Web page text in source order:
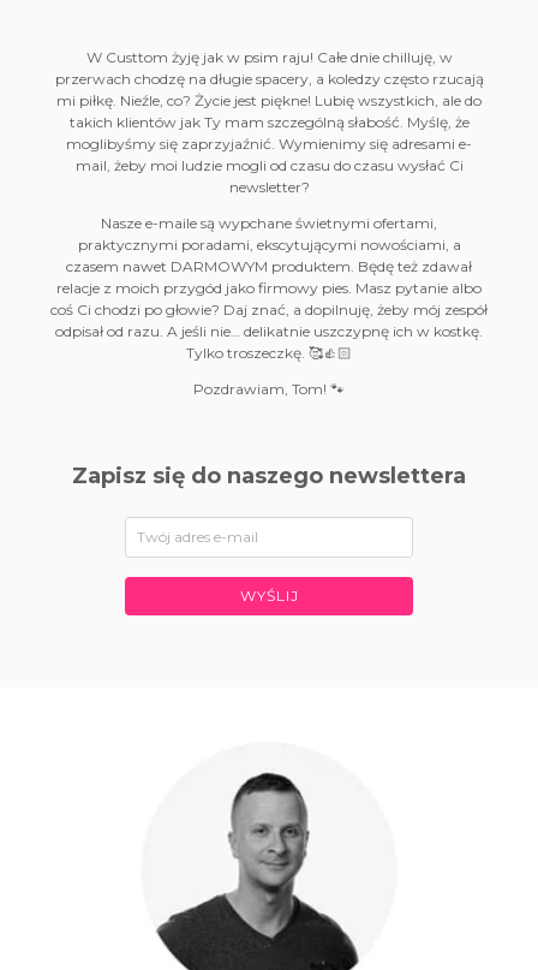
W Custtom żyję jak w psim raju! Całe dnie chilluję, w
przerwach chodzę na długie spacery, a koledzy często rzucają
mi piłkę. Nieźle, co? Życie jest piękne! Lubię wszystkich, ale do
takich klientów jak Ty mam szczególną słabość. Myślę, że
moglibyśmy się zaprzyjaźnić. Wymienimy się adresami e-
mail, żeby moi ludzie mogli od czasu do czasu wysłać Ci
newsletter?
Nasze e-maile są wypchane świetnymi ofertami,
praktycznymi poradami, ekscytującymi nowościami, a
czasem nawet DARMOWYM produktem. Będę też zdawał
relacje z moich przygód jako firmowy pies. Masz pytanie albo
coś Ci chodzi po głowie? Daj znać, a dopilnuję, żeby mój zespół
odpisał od razu. A jeśli nie… delikatnie uszczypnę ich w kostkę.
Tylko troszeczkę. 🥰👍🏻
Pozdrawiam, Tom! 🐾
Zapisz się do naszego newslettera
WYŚLIJ